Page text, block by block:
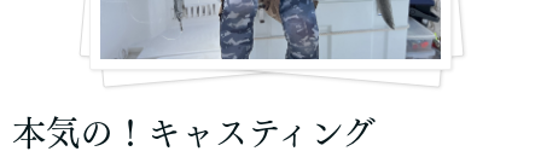
本気の！キャスティング